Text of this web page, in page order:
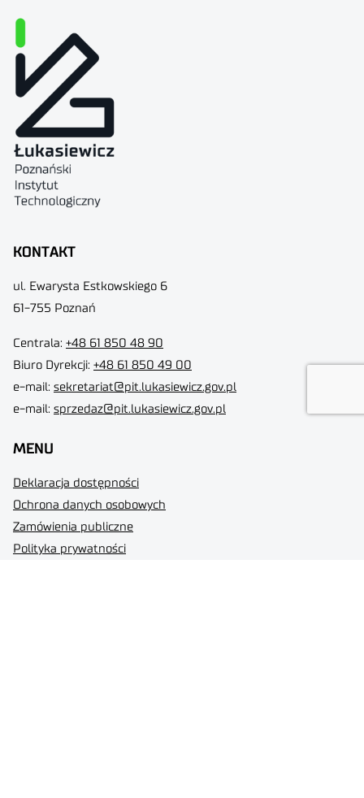
KONTAKT
ul. Ewarysta Estkowskiego 6
61-755 Poznań
Centrala: +48 61 850 48 90
Biuro Dyrekcji: +48 61 850 49 00
e-mail: sekretariat@pit.lukasiewicz.gov.pl
e-mail: sprzedaz@pit.lukasiewicz.gov.pl
MENU
Deklaracja dostępności
Ochrona danych osobowych
Zamówienia publiczne
Polityka prywatności